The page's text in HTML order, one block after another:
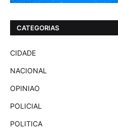
CATEGORIAS
CIDADE
NACIONAL
OPINIAO
POLICIAL
POLITICA